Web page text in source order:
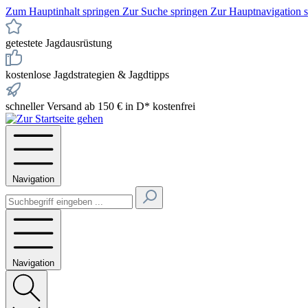
Zum Hauptinhalt springen Zur Suche springen Zur Hauptnavigation
getestete Jagdausrüstung
kostenlose Jagdstrategien & Jagdtipps
schneller Versand ab 150 € in D* kostenfrei
Navigation
Navigation